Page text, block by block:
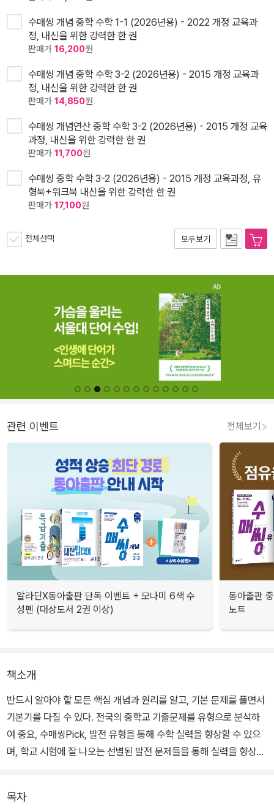
수매씽 개념 중학 수학 1-1 (2026년용) - 2022 개정 교육과
정, 내신을 위한 강력한 한 권
판매가 16,200원
수매씽 개념 중학 수학 3-2 (2026년용) - 2015 개정 교육과
정, 내신을 위한 강력한 한 권
판매가 14,850원
수매씽 개념연산 중학 수학 3-2 (2026년용) - 2015 개정 교육
과정, 내신을 위한 강력한 한 권
판매가 11,700원
수매씽 중학 수학 3-2 (2026년용) - 2015 개정 교육과정, 유
형북+워크북 내신을 위한 강력한 한 권
판매가 17,100원
전체선택 모두보기
관련 이벤트 전체보기
알라딘X동아출판 단독 이벤트 + 모나미 6색 수
성펜 (대상도서 2권 이상)
동아출판
노트
책소개
반드시 알아야 할 모든 핵심 개념과 원리를 알고, 기본 문제를 풀면서
기본기를 다질 수 있다. 전국의 중학교 기출문제를 유형으로 분석하
여 중요, 수매씽Pick, 발전 유형을 통해 수학 실력을 향상할 수 있으
며, 학교 시험에 잘 나오는 선별된 발전 문제들을 통해 실력을 향상할
목차